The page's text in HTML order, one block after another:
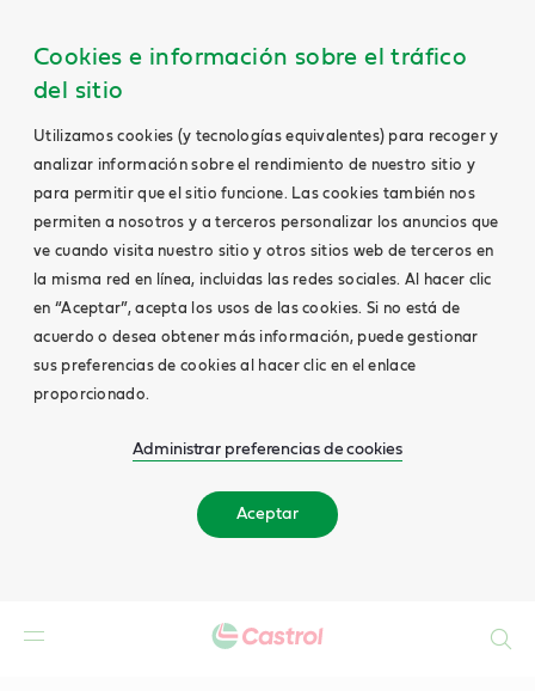
Cookies e información sobre el tráfico
del sitio
Utilizamos cookies (y tecnologías equivalentes) para recoger y
analizar información sobre el rendimiento de nuestro sitio y
para permitir que el sitio funcione. Las cookies también nos
permiten a nosotros y a terceros personalizar los anuncios que
ve cuando visita nuestro sitio y otros sitios web de terceros en
la misma red en línea, incluidas las redes sociales. Al hacer clic
en “Aceptar”, acepta los usos de las cookies. Si no está de
acuerdo o desea obtener más información, puede gestionar
sus preferencias de cookies al hacer clic en el enlace
proporcionado.
Administrar preferencias de cookies
Aceptar